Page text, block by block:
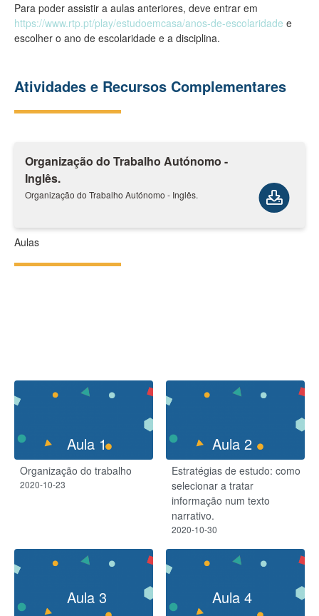
Para poder assistir a aulas anteriores, deve entrar em
https://www.rtp.pt/play/estudoemcasa/anos-de-escolaridade e
escolher o ano de escolaridade e a disciplina.
Atividades e Recursos Complementares
Organização do Trabalho Autónomo -
Inglês.
Organização do Trabalho Autónomo - Inglês.
Aulas
Aula 1
Organização do trabalho
2020-10-23
Aula 2
Estratégias de estudo: como
selecionar a tratar
informação num texto
narrativo.
2020-10-30
Aula 3 Aula 4